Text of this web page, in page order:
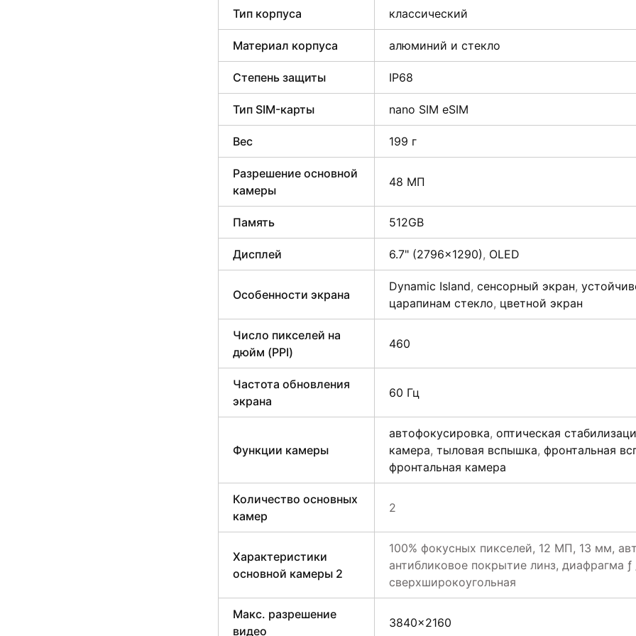
Тип корпуса классический
Материал корпуса алюминий и стекло
Степень защиты IP68
Тип SIM-карты nano SIM eSIM
Вес 199 г
Разрешение основной
камеры
48 МП
Память 512GB
Дисплей 6.7" (2796×1290), OLED
Особенности экрана
Dynamic Island, сенсорный экран,
царапинам стекло, цветной экран
Число пикселей на
дюйм (PPI)
460
Частота обновления
экрана
60 Гц
Функции камеры
автофокусировка, оптическая
камера, тыловая вспышка, фронтальная
фронтальная камера
Количество основных
камер
2
Характеристики
основной камеры 2
100% фокусных пикселей, 12 МП, 13 мм,
антибликовое покрытие линз, диафрагма ƒ
сверхширокоугольная
Макс. разрешение
видео
3840×2160